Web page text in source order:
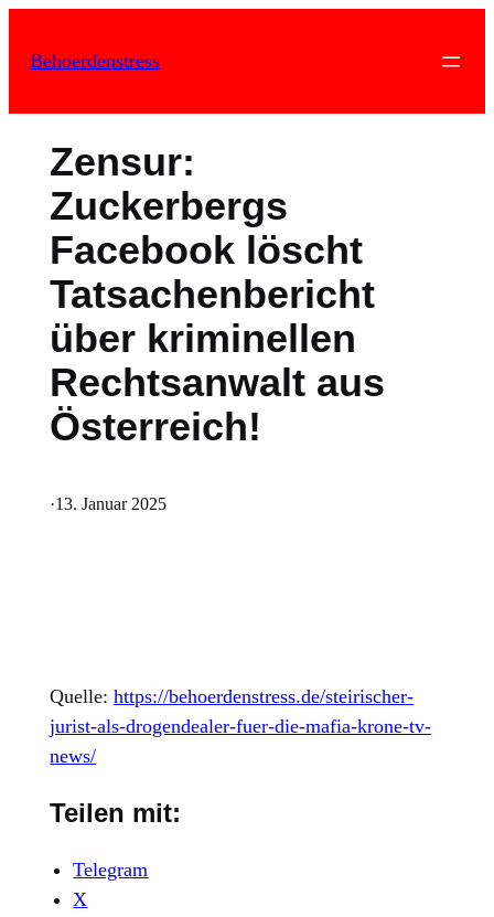
Inhalt
Behoerdenstress
Zensur:
Zuckerbergs
Facebook löscht
Tatsachenbericht
über kriminellen
Rechtsanwalt aus
Österreich!
·13. Januar 2025
Quelle:https://behoerdenstress.de/steirischer-
jurist-als-drogendealer-fuer-die-mafia-krone-tv-
news/
Teilen mit:
Telegram
X